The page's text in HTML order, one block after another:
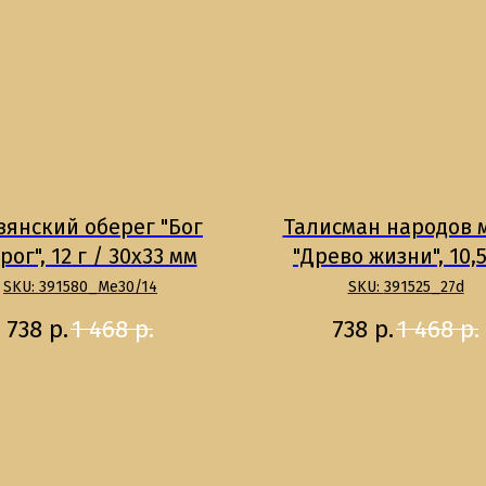
оберег "Бог
12 г / 30х33 мм
SKU: 391580_Ме30/14
738 р.1 468 р.
Талисман народов
"Древо жизни",
30х30 мм / Ушко
SKU: 391525_27d
738 р.1 468 р.